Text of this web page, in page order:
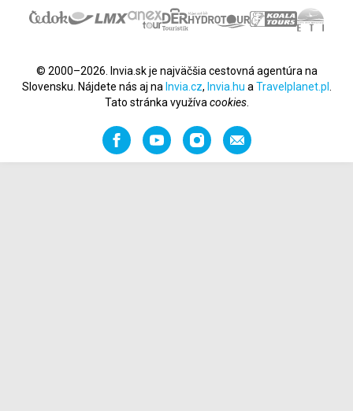
© 2000–2026. Invia.sk je najväčšia cestovná agentúra na
Slovensku. Nájdete nás aj na Invia.cz, Invia.hu a Travelplanet.pl
Tato stránka využíva cookies.
FacebookYouTubeInstagramOdporučiť